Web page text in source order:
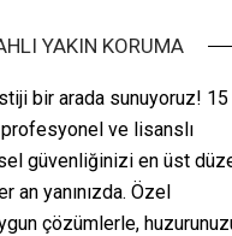
YAKIN KORUMA
bir arada sunuyoruz! 15
ve lisanslı
güvenliğinizi en üst
an yanınızda. Özel
çözümlerle,